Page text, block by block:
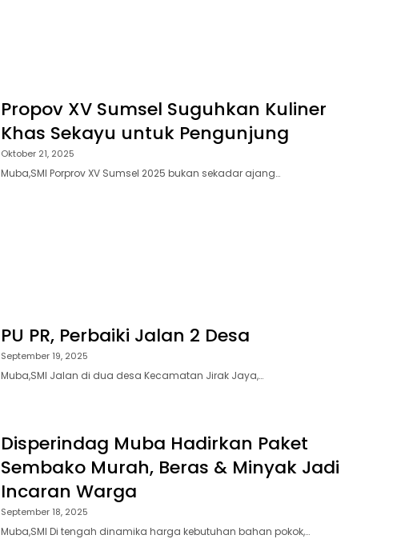
Propov XV Sumsel Suguhkan Kuliner
Khas Sekayu untuk Pengunjung
Oktober 21, 2025
Muba,SMI Porprov XV Sumsel 2025 bukan sekadar ajang…
PU PR, Perbaiki Jalan 2 Desa
September 19, 2025
Muba,SMI Jalan di dua desa Kecamatan Jirak Jaya,…
Disperindag Muba Hadirkan Paket
Sembako Murah, Beras & Minyak Jadi
Incaran Warga
September 18, 2025
Muba,SMI Di tengah dinamika harga kebutuhan bahan pokok,…